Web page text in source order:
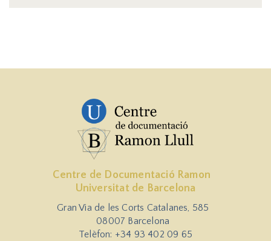
Centre de Documentació Ramon
Universitat de Barcelona
Gran Via de les Corts Catalanes, 585
08007 Barcelona
Telèfon: +34 93 402 09 65